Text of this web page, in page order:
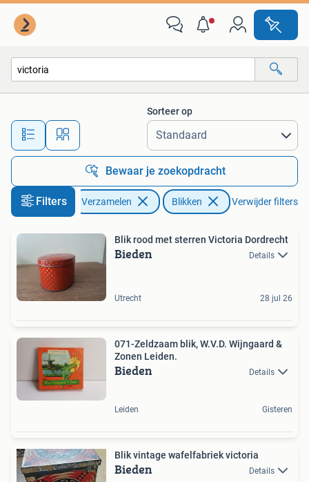
Alle afstanden…
Sorteer op
Bewaar je zoekopdracht
Filters Verzamelen Blikken Verwijder filters
Blik rood met sterren Victoria Dordrecht
Bieden Details
Utrecht 28 jul 26
071-Zeldzaam blik, W.V.D. Wijngaard &
Zonen Leiden.
Bieden Details
Leiden Gisteren
Blik vintage wafelfabriek victoria
Bieden Details